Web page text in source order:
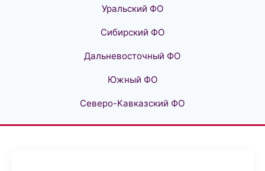
Уральский ФО
Сибирский ФО
Дальневосточный ФО
Южный ФО
Северо-Кавказский ФО